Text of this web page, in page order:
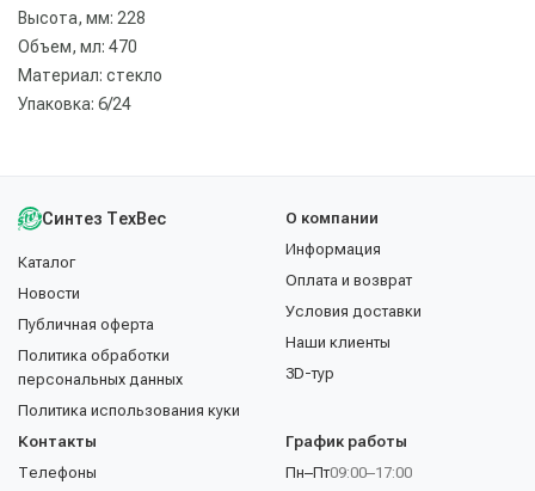
Высота, мм: 228
Объем, мл: 470
Материал: стекло
Упаковка: 6/24
Синтез ТехВес
Каталог
Новости
Публичная оферта
Политика обработки
персональных данных
Политика использования куки
О компании
Информация
Оплата и возврат
Условия доставки
Наши клиенты
3D-тур
Контакты
Телефоны
График работы
Пн–Пт09:00–17:00